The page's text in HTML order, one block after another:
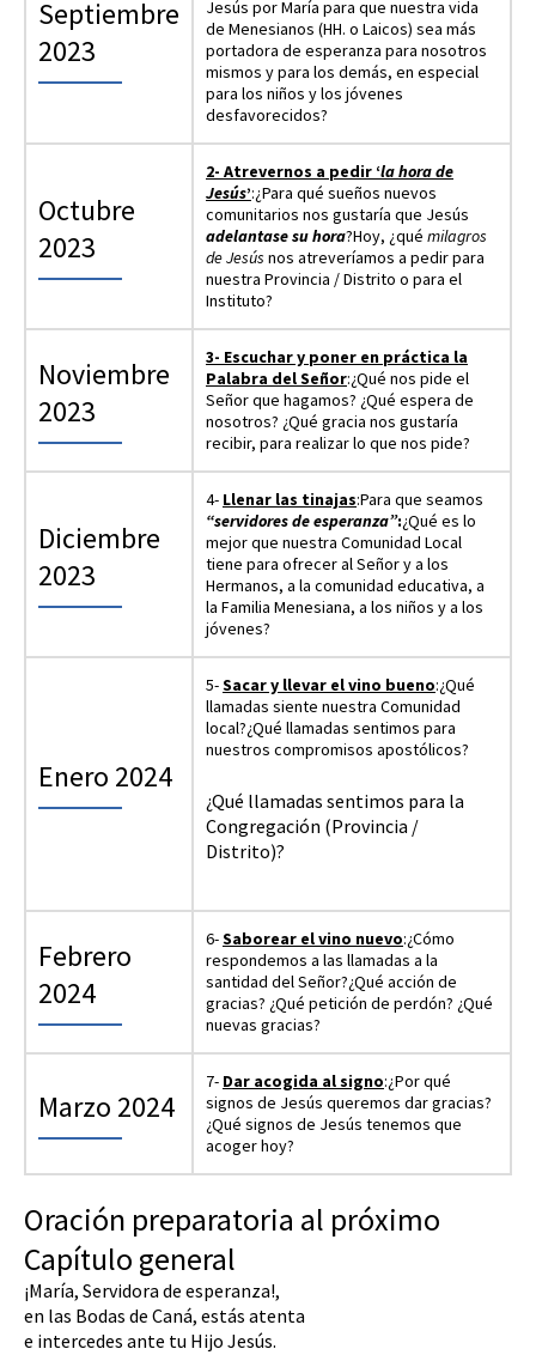
Septiembre
2023
Jesús por María para que nuestra vida
de Menesianos (HH. o Laicos) sea más
portadora de esperanza para nosotros
mismos y para los demás, en especial
para los niños y los jóvenes
desfavorecidos?
Octubre
2023
2- Atrevernos a pedir ‘la hora de
Jesús’:¿Para qué sueños nuevos
comunitarios nos gustaría que Jesús
adelantase su hora?Hoy, ¿qué milagros
de Jesús nos atreveríamos a pedir para
nuestra Provincia / Distrito o para el
Instituto?
Noviembre
2023
3- Escuchar y poner en práctica la
Palabra del Señor:¿Qué nos pide el
Señor que hagamos? ¿Qué espera de
nosotros? ¿Qué gracia nos gustaría
recibir, para realizar lo que nos pide?
Diciembre
2023
4- Llenar las tinajas:Para que seamos
“servidores de esperanza”:¿Qué es lo
mejor que nuestra Comunidad Local
tiene para ofrecer al Señor y a los
Hermanos, a la comunidad educativa, a
la Familia Menesiana, a los niños y a los
jóvenes?
Enero 2024
5-Sacar y llevar el vino bueno:¿Qué
llamadas siente nuestra Comunidad
local?¿Qué llamadas sentimos para
nuestros compromisos apostólicos?
¿Qué llamadas sentimos para la
Congregación (Provincia /
Distrito)?
Febrero
2024
6-Saborear el vino nuevo:¿Cómo
respondemos a las llamadas a la
santidad del Señor?¿Qué acción de
gracias? ¿Qué petición de perdón? ¿Qué
nuevas gracias?
Marzo 2024
7- Dar acogida al signo:¿Por qué
signos de Jesús queremos dar gracias?
¿Qué signos de Jesús tenemos que
acoger hoy?
Oración preparatoria al próximo
Capítulo general
¡María, Servidora de esperanza!,
en las Bodas de Caná, estás atenta
e intercedes ante tu Hijo Jesús.